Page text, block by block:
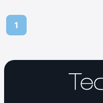
1